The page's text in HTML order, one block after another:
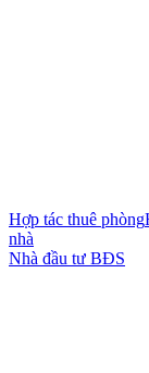
Hợp tác thuê phòng
nhà
Nhà đầu tư BĐS